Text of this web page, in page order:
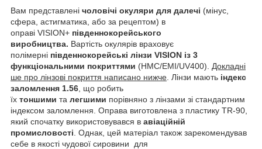
Вам представлені чоловічі окуляри для далечі (мінус,
сфера, астигматика, або за рецептом) в
оправі VISION+ південнокорейського
виробництва. Вартість окулярів враховує
полімерні південнокорейські лінзи VISION із 3
функціональними покриттями (HMC/EMI/UV400). Докладні
ше про лінзові покриття написано нижче . Лінзи мають індекс
заломлення 1.56 , що робить
їх тоншими та легшими порівняно з лінзами зі стандартним
індексом заломлення. Оправа виготовлена з пластику TR-90,
який спочатку використовувався в авіаційній
промисловості . Однак, цей матеріал також зарекомендував
себе в якості чудової сировини для